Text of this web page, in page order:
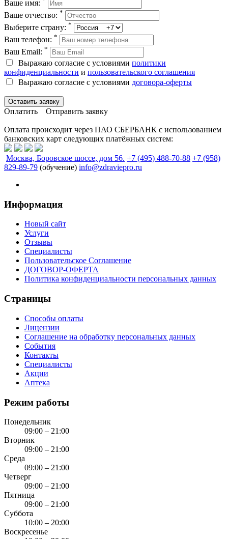
Ваше имя:
Ваше отчество: *
Выберите страну: *
Ваш телефон: *
Ваш Email: *
Выражаю согласие с условиями политики
конфиденциальности и пользовательского соглашения
Выражаю согласие с условиями договора-оферты
Оставить заявку
Оплатить Отправить заявку
Оплата происходит через ПАО СБЕРБАНК с использованием
банковских карт следующих платёжных систем:
Москва, Боровское шоссе, дом 56. +7 (495) 488-70-88 +7 (958)
829-89-79 (обучение) info@zdraviepro.ru
Информация
Новый сайт
Услуги
Отзывы
Специалисты
Пользовательское Соглашение
ДОГОВОР-ОФЕРТА
Политика конфиденциальности персональных данных
Страницы
Способы оплаты
Лицензии
Соглашение на обработку персональных данных
События
Контакты
Специалисты
Акции
Аптека
Режим работы
Понедельник
09:00 – 21:00
Вторник
09:00 – 21:00
Среда
09:00 – 21:00
Четверг
09:00 – 21:00
Пятница
09:00 – 21:00
Суббота
10:00 – 20:00
Воскресенье